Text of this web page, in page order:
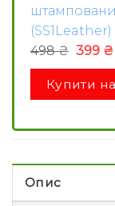
(SS1Leather)
498₴
ціна:
498 ₴.
399 ₴
Купити
Опис